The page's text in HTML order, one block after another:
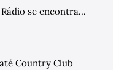
se encontra...
Country Club